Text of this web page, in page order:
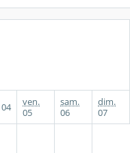
04
ven.
05
sam.
06
dim.
07